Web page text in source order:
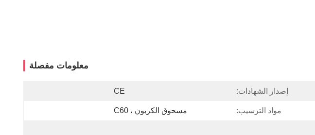
معلومات مفصلة
إصدار الشهادات: CE
مواد الترسيب: مسحوق الكربون ، C60